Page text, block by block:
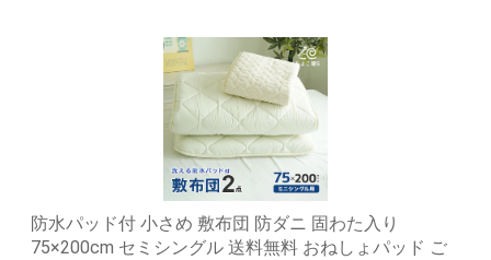
防水パッド付 小さめ 敷布団 防ダニ 固わた入り
75×200cm セミシングル 送料無料 おねしょパッド ご